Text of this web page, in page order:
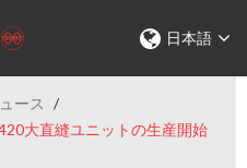
日本語
ース /
大直縫ユニットの生産開始